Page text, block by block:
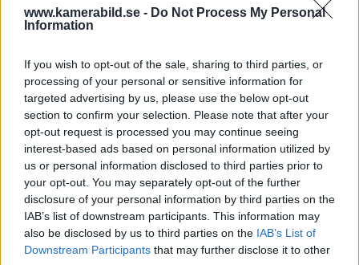
www.kamerabild.se - Do Not Process My Personal
Information
If you wish to opt-out of the sale, sharing to third parties, or
processing of your personal or sensitive information for
targeted advertising by us, please use the below opt-out
section to confirm your selection. Please note that after your
opt-out request is processed you may continue seeing
interest-based ads based on personal information utilized by
us or personal information disclosed to third parties prior to
your opt-out. You may separately opt-out of the further
disclosure of your personal information by third parties on the
IAB’s list of downstream participants. This information may
also be disclosed by us to third parties on the IAB’s List of
Downstream Participants that may further disclose it to other
Tamron – kan vara värt
12 miljarder kronor
Sony FE 100-400mm F5,6-8
OSS – lätt telezoom för
fågel, sport & natur
OM System lanserar